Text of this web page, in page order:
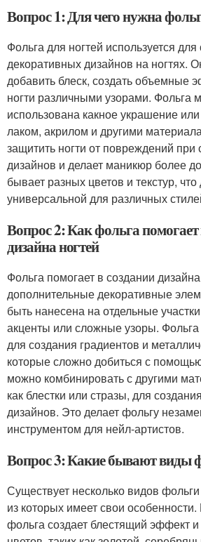
Вопрос 1: Для чего нужна
Фольга для ногтей используется для
декоративных дизайнов на ногтях.
добавить блеск, создать объемные
ногти различными узорами. Фольга
использована какное украшение
лаком, акрилом и другими
защитить ногти от повреждений
дизайнов и делает маникюр более
бывает разных цветов и текстур, что
универсальной для различных
Вопрос 2: Как фольга помогает
дизайна ногтей
Фольга помогает в создании
дополнительные декоративные
быть нанесена на отдельные
акценты или сложные узоры. Фольга
для создания градиентов и
которые сложно добиться с
можно комбинировать с другими
как блестки или стразы, для
дизайнов. Это делает фольгу
инструментом для нейл-артистов.
Вопрос 3: Какие бывают виды
Существует несколько видов
из которых имеет свои
фольга создает блестящий эффект